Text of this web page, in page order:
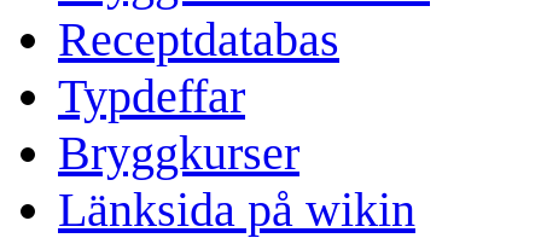
Receptdatabas
Typdeffar
Bryggkurser
Länksida på wikin